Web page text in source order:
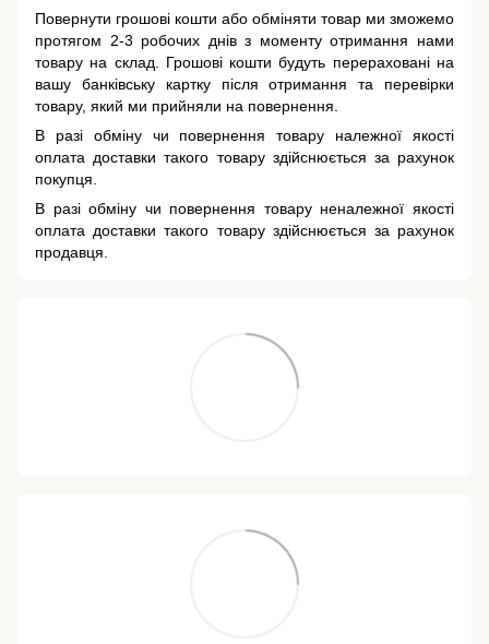
Повернути грошові кошти або обміняти товар ми зможемо
протягом 2-3 робочих днів з моменту отримання нами
товару на склад. Грошові кошти будуть перераховані на
вашу банківську картку після отримання та перевірки
товару, який ми прийняли на повернення.
В разі обміну чи повернення товару належної якості
оплата доставки такого товару здійснюється за рахунок
покупця.
В разі обміну чи повернення товару неналежної якості
оплата доставки такого товару здійснюється за рахунок
продавця.